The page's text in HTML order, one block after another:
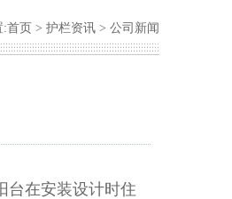
:首页 > 护栏资讯 > 公司新闻
在安装设计时住